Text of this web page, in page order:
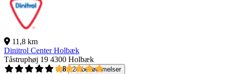
11,8 km
Dinitrol Center Holbæk
Tåstruphøj 19 4300 Holbæk
4,8
24 bedømmelser